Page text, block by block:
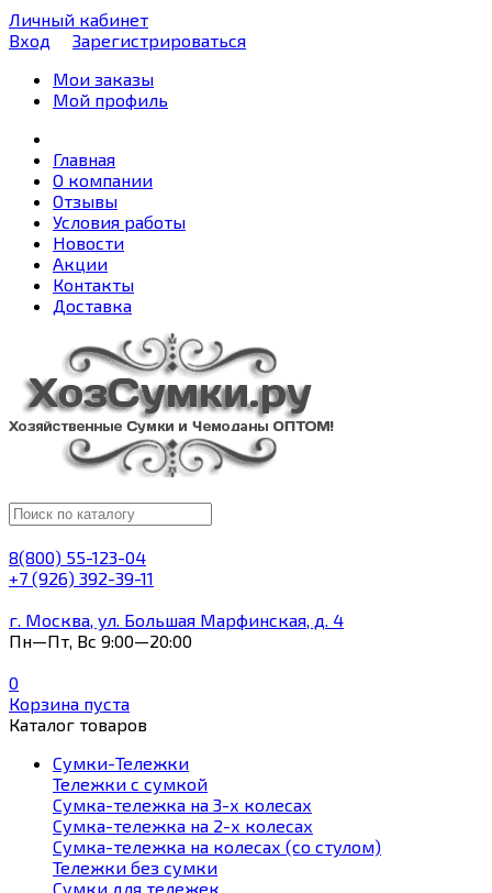
Личный кабинет
Вход
Зарегистрироваться
Мои заказы
Мой профиль
Главная
О компании
Отзывы
Условия работы
Новости
Акции
Контакты
Доставка
8(800) 55-123-04
+7 (926) 392-39-11
г. Москва, ул. Большая Марфинская, д. 4
Пн—Пт, Вс 9:00—20:00
0
Корзина пуста
Каталог товаров
Сумки-Тележки
Тележки с сумкой
Сумка-тележка на 3-х колесах
Сумка-тележка на 2-х колесах
Сумка-тележка на колесах (со стулом)
Тележки без сумки
Сумки для тележек